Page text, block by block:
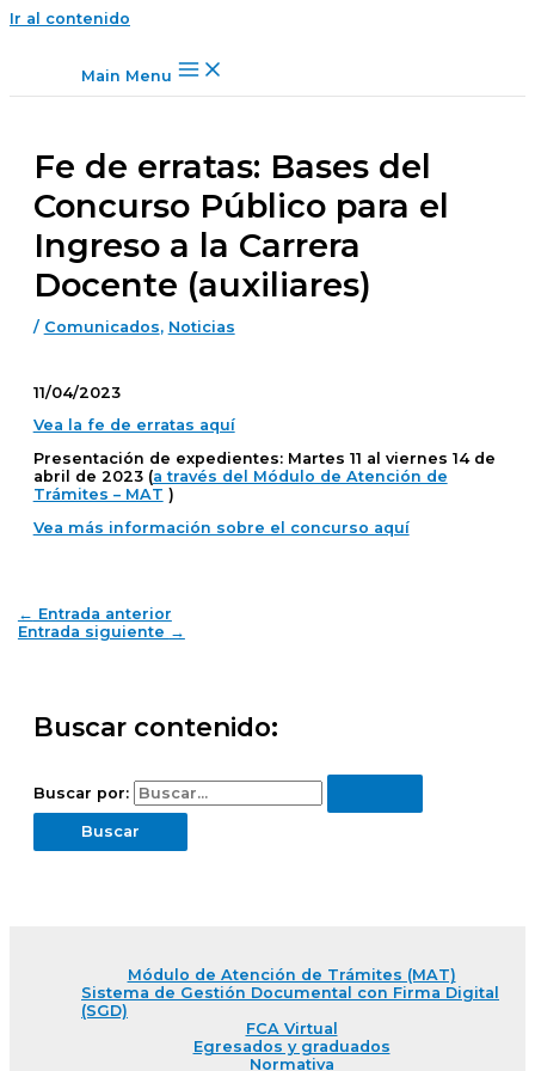
Ir al contenido
Main Menu
Fe de erratas: Bases del
Concurso Público para el
Ingreso a la Carrera
Docente (auxiliares)
/ Comunicados, Noticias
11/04/2023
Vea la fe de erratas aquí
Presentación de expedientes: Martes 11 al viernes 14 de
abril de 2023 (a través del Módulo de Atención de
Trámites – MAT )
Vea más información sobre el concurso aquí
← Entrada anterior
Entrada siguiente →
Buscar contenido:
Buscar por:
Módulo de Atención de Trámites (MAT)
Sistema de Gestión Documental con Firma Digital
(SGD)
FCA Virtual
Egresados y graduados
Normativa